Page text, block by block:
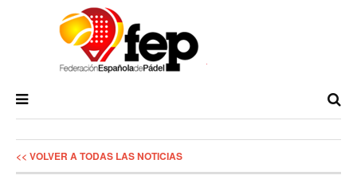
<< VOLVER A TODAS LAS NOTICIAS